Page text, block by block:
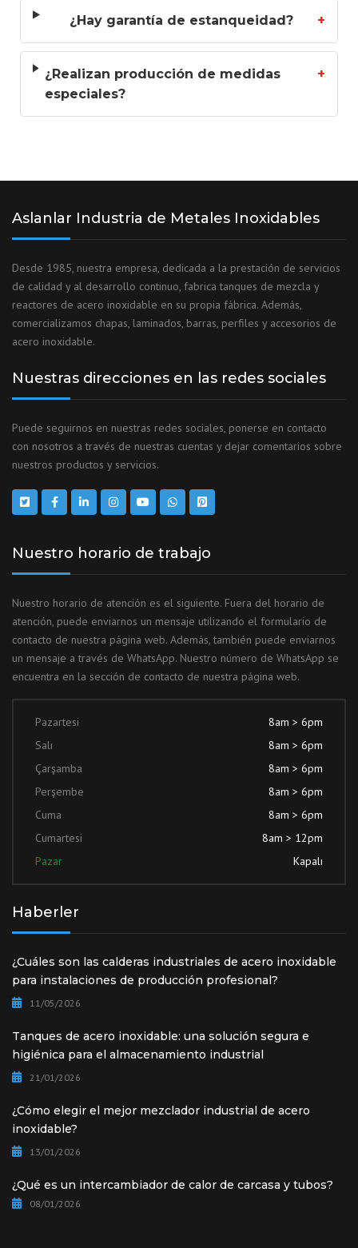
¿Hay garantía de estanqueidad? +
¿Realizan producción de medidas
especiales?
+
Aslanlar Industria de Metales Inoxidables
Desde 1985, nuestra empresa, dedicada a la prestación de servicios
de calidad y al desarrollo continuo, fabrica tanques de mezcla y
reactores de acero inoxidable en su propia fábrica. Además,
comercializamos chapas, laminados, barras, perfiles y accesorios de
acero inoxidable.
Nuestras direcciones en las redes sociales
Puede seguirnos en nuestras redes sociales, ponerse en contacto
con nosotros a través de nuestras cuentas y dejar comentarios sobre
nuestros productos y servicios.
Nuestro horario de trabajo
Nuestro horario de atención es el siguiente. Fuera del horario de
atención, puede enviarnos un mensaje utilizando el formulario de
contacto de nuestra página web. Además, también puede enviarnos
un mensaje a través de WhatsApp. Nuestro número de WhatsApp se
encuentra en la sección de contacto de nuestra página web.
Pazartesi
8am > 6pm
Salı
8am > 6pm
Çarşamba
8am > 6pm
Perşembe
8am > 6pm
Cuma
8am > 6pm
Cumartesi
8am > 12pm
Pazar
Kapalı
Haberler
¿Cuáles son las calderas industriales de acero inoxidable
para instalaciones de producción profesional?
11/05/2026
Tanques de acero inoxidable: una solución segura e
higiénica para el almacenamiento industrial
21/01/2026
¿Cómo elegir el mejor mezclador industrial de acero
inoxidable?
13/01/2026
¿Qué es un intercambiador de calor de carcasa y tubos?
08/01/2026